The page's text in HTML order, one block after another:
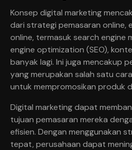
Konsep digital marketing
dari strategi pemasaran online,
online, termasuk search engine
engine optimization (SEO),
banyak lagi. Ini juga mencakup
yang merupakan salah satu
untuk mempromosikan produk
Digital marketing dapat
tujuan pemasaran mereka
efisien. Dengan menggunakan
tepat, perusahaan dapat